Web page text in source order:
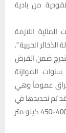
من بادية
اللازمة
الحربية “.
ضمن القرض
مدى سنوات الموازنة
عموماً وهي
إلى 2100 كم مربع من أصل نحو 6400 قد تم تحديدها في
عام 2003، والآن يجري العمل على تطهير ما بين 400-450 كيلو متر